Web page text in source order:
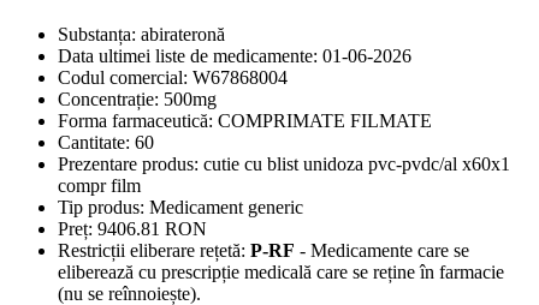
Substanța: abirateronă
Data ultimei liste de medicamente: 01-06-2026
Codul comercial: W67868004
Concentrație: 500mg
Forma farmaceutică: COMPRIMATE FILMATE
Cantitate: 60
Prezentare produs: cutie cu blist unidoza pvc-pvdc/al x60x1
compr film
Tip produs: Medicament generic
Preț: 9406.81 RON
Restricții eliberare rețetă: P-RF - Medicamente care se
eliberează cu prescripție medicală care se reține în farmacie
(nu se reînnoiește).